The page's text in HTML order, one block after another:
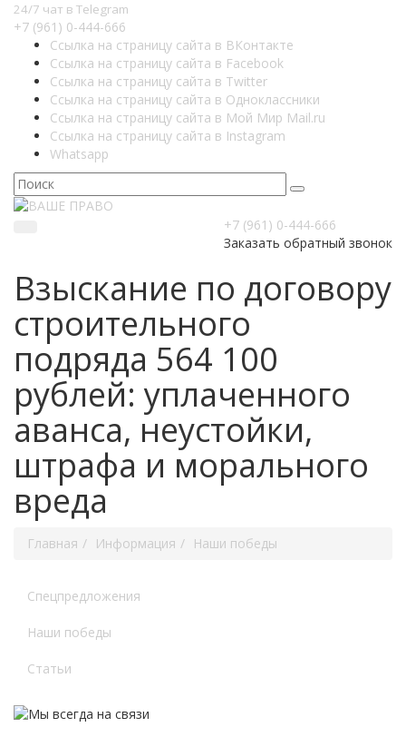
24/7 чат в Telegram
+7 (961) 0-444-666
Ссылка на страницу сайта в ВКонтакте
Ссылка на страницу сайта в Facebook
Ссылка на страницу сайта в Twitter
Ссылка на страницу сайта в Одноклассники
Ссылка на страницу сайта в Мой Мир Mail.ru
Ссылка на страницу сайта в Instagram
Whatsapp
+7 (961) 0-444-666
Заказать обратный звонок
Взыскание по договору
строительного
подряда 564 100
рублей: уплаченного
аванса, неустойки,
штрафа и морального
вреда
Главная Информация Наши победы
Спецпредложения
Наши победы
Статьи